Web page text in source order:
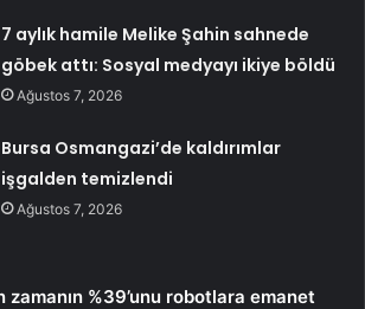
7 aylık hamile Melike Şahin sahnede
göbek attı: Sosyal medyayı ikiye böldü
Ağustos 7, 2026
Bursa Osmangazi’de kaldırımlar
işgalden temizlendi
Ağustos 7, 2026
zamanın %39’unu robotlara emanet